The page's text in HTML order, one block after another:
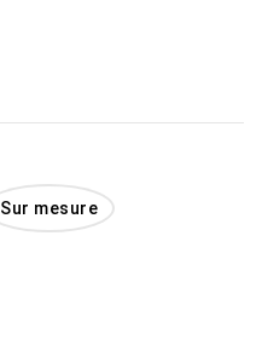
Sur mesure